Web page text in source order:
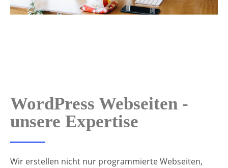
WordPress Webseiten -
unsere Expertise
Wir erstellen nicht nur programmierte Webseiten,